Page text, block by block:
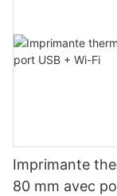
Imprimante
80 mm avec